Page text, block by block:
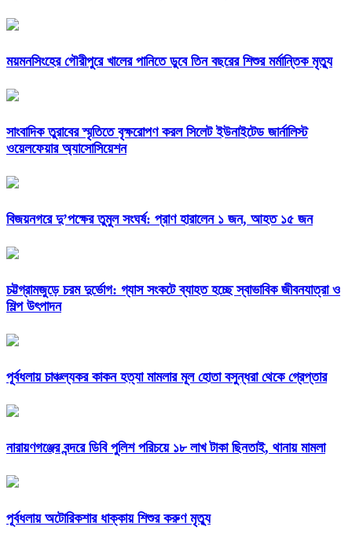
ময়মনসিংহের গৌরীপুরে খালের পানিতে ডুবে তিন বছরের শিশুর মর্মান্তিক মৃত্যু
সাংবাদিক তুরাবের স্মৃতিতে বৃক্ষরোপণ করল সিলেট ইউনাইটেড জার্নালিস্ট
ওয়েলফেয়ার অ্যাসোসিয়েশন
বিজয়নগরে দু’পক্ষের তুমুল সংঘর্ষ: প্রাণ হারালেন ১ জন, আহত ১৫ জন
চট্টগ্রামজুড়ে চরম দুর্ভোগ: গ্যাস সংকটে ব্যাহত হচ্ছে স্বাভাবিক জীবনযাত্রা ও
শিল্প উৎপাদন
পূর্বধলায় চাঞ্চল্যকর কাকন হত্যা মামলার মূল হোতা বসুন্ধরা থেকে গ্রেপ্তার
নারায়ণগঞ্জের বন্দরে ডিবি পুলিশ পরিচয়ে ১৮ লাখ টাকা ছিনতাই, থানায় মামলা
পূর্বধলায় অটোরিকশার ধাক্কায় শিশুর করুণ মৃত্যু